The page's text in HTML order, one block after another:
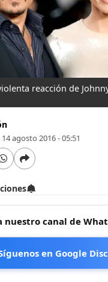
reacción de
agosto 2016 - 05:51
nuestro canal de
en Google